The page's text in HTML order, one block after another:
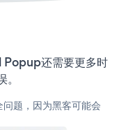
还需要更多时
题，因为黑客可能会